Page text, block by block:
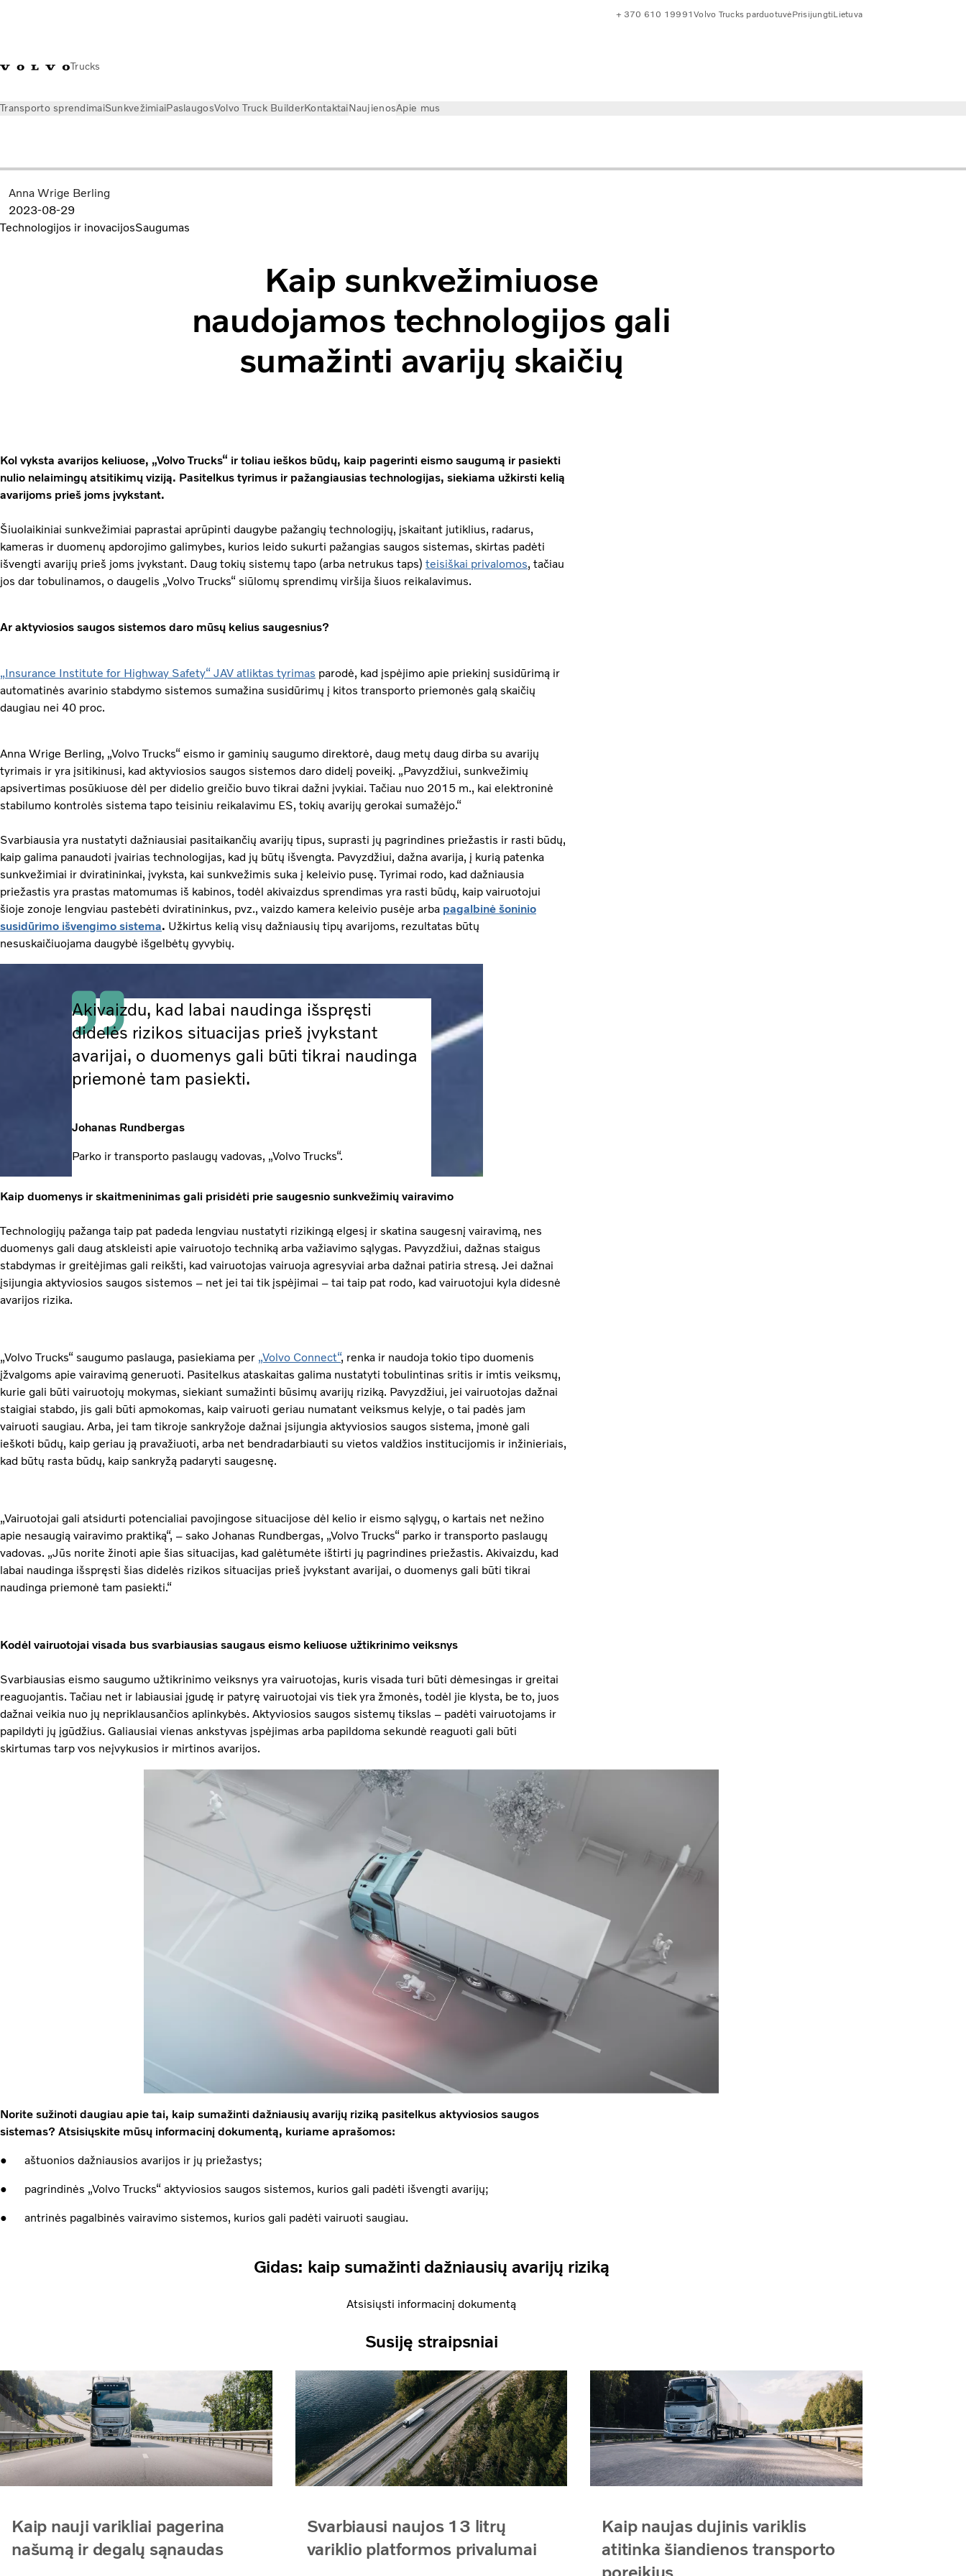
Trucks
+ 370 610 19991Volvo Trucks parduotuvėPrisijungtiLietuva
Transporto sprendimaiSunkvežimiaiPaslaugosVolvo Truck BuilderKontaktaiNaujienosApie mus
Anna Wrige Berling
2023-08-29
Technologijos ir inovacijosSaugumas
Kaip sunkvežimiuose
naudojamos technologijos gali
sumažinti avarijų skaičių
Kol vyksta avarijos keliuose, „Volvo Trucks“ ir toliau ieškos būdų, kaip pagerinti eismo saugumą ir pasiekti
nulio nelaimingų atsitikimų viziją. Pasitelkus tyrimus ir pažangiausias technologijas, siekiama užkirsti kelią
avarijoms prieš joms įvykstant.
Šiuolaikiniai sunkvežimiai paprastai aprūpinti daugybe pažangių technologijų, įskaitant jutiklius, radarus,
kameras ir duomenų apdorojimo galimybes, kurios leido sukurti pažangias saugos sistemas, skirtas padėti
išvengti avarijų prieš joms įvykstant. Daug tokių sistemų tapo (arba netrukus taps) teisiškai privalomos, tačiau
jos dar tobulinamos, o daugelis „Volvo Trucks“ siūlomų sprendimų viršija šiuos reikalavimus.
Ar aktyviosios saugos sistemos daro mūsų kelius saugesnius?
„Insurance Institute for Highway Safety“ JAV atliktas tyrimas parodė, kad įspėjimo apie priekinį susidūrimą ir
automatinės avarinio stabdymo sistemos sumažina susidūrimų į kitos transporto priemonės galą skaičių
daugiau nei 40 proc.
Anna Wrige Berling, „Volvo Trucks“ eismo ir gaminių saugumo direktorė, daug metų daug dirba su avarijų
tyrimais ir yra įsitikinusi, kad aktyviosios saugos sistemos daro didelį poveikį. „Pavyzdžiui, sunkvežimių
apsivertimas posūkiuose dėl per didelio greičio buvo tikrai dažni įvykiai. Tačiau nuo 2015 m., kai elektroninė
stabilumo kontrolės sistema tapo teisiniu reikalavimu ES, tokių avarijų gerokai sumažėjo.“
Svarbiausia yra nustatyti dažniausiai pasitaikančių avarijų tipus, suprasti jų pagrindines priežastis ir rasti būdų,
kaip galima panaudoti įvairias technologijas, kad jų būtų išvengta. Pavyzdžiui, dažna avarija, į kurią patenka
sunkvežimiai ir dviratininkai, įvyksta, kai sunkvežimis suka į keleivio pusę. Tyrimai rodo, kad dažniausia
priežastis yra prastas matomumas iš kabinos, todėl akivaizdus sprendimas yra rasti būdų, kaip vairuotojui
šioje zonoje lengviau pastebėti dviratininkus, pvz., vaizdo kamera keleivio pusėje arba pagalbinė šoninio
susidūrimo išvengimo sistema. Užkirtus kelią visų dažniausių tipų avarijoms, rezultatas būtų
nesuskaičiuojama daugybė išgelbėtų gyvybių.
Akivaizdu, kad labai naudinga išspręsti
didelės rizikos situacijas prieš įvykstant
avarijai, o duomenys gali būti tikrai naudinga
priemonė tam pasiekti.
Johanas Rundbergas
Parko ir transporto paslaugų vadovas, „Volvo Trucks“.
Kaip duomenys ir skaitmeninimas gali prisidėti prie saugesnio sunkvežimių vairavimo
Technologijų pažanga taip pat padeda lengviau nustatyti rizikingą elgesį ir skatina saugesnį vairavimą, nes
duomenys gali daug atskleisti apie vairuotojo techniką arba važiavimo sąlygas. Pavyzdžiui, dažnas staigus
stabdymas ir greitėjimas gali reikšti, kad vairuotojas vairuoja agresyviai arba dažnai patiria stresą. Jei dažnai
įsijungia aktyviosios saugos sistemos – net jei tai tik įspėjimai – tai taip pat rodo, kad vairuotojui kyla didesnė
avarijos rizika.
„Volvo Trucks“ saugumo paslauga, pasiekiama per „Volvo Connect“, renka ir naudoja tokio tipo duomenis
įžvalgoms apie vairavimą generuoti. Pasitelkus ataskaitas galima nustatyti tobulintinas sritis ir imtis veiksmų,
kurie gali būti vairuotojų mokymas, siekiant sumažinti būsimų avarijų riziką. Pavyzdžiui, jei vairuotojas dažnai
staigiai stabdo, jis gali būti apmokomas, kaip vairuoti geriau numatant veiksmus kelyje, o tai padės jam
vairuoti saugiau. Arba, jei tam tikroje sankryžoje dažnai įsijungia aktyviosios saugos sistema, įmonė gali
ieškoti būdų, kaip geriau ją pravažiuoti, arba net bendradarbiauti su vietos valdžios institucijomis ir inžinieriais,
kad būtų rasta būdų, kaip sankryžą padaryti saugesnę.
„Vairuotojai gali atsidurti potencialiai pavojingose situacijose dėl kelio ir eismo sąlygų, o kartais net nežino
apie nesaugią vairavimo praktiką“, – sako Johanas Rundbergas, „Volvo Trucks“ parko ir transporto paslaugų
vadovas. „Jūs norite žinoti apie šias situacijas, kad galėtumėte ištirti jų pagrindines priežastis. Akivaizdu, kad
labai naudinga išspręsti šias didelės rizikos situacijas prieš įvykstant avarijai, o duomenys gali būti tikrai
naudinga priemonė tam pasiekti.“
Kodėl vairuotojai visada bus svarbiausias saugaus eismo keliuose užtikrinimo veiksnys
Svarbiausias eismo saugumo užtikrinimo veiksnys yra vairuotojas, kuris visada turi būti dėmesingas ir greitai
reaguojantis. Tačiau net ir labiausiai įgudę ir patyrę vairuotojai vis tiek yra žmonės, todėl jie klysta, be to, juos
dažnai veikia nuo jų nepriklausančios aplinkybės. Aktyviosios saugos sistemų tikslas – padėti vairuotojams ir
papildyti jų įgūdžius. Galiausiai vienas ankstyvas įspėjimas arba papildoma sekundė reaguoti gali būti
skirtumas tarp vos neįvykusios ir mirtinos avarijos.
Norite sužinoti daugiau apie tai, kaip sumažinti dažniausių avarijų riziką pasitelkus aktyviosios saugos
sistemas? Atsisiųskite mūsų informacinį dokumentą, kuriame aprašomos:
● aštuonios dažniausios avarijos ir jų priežastys;
● pagrindinės „Volvo Trucks“ aktyviosios saugos sistemos, kurios gali padėti išvengti avarijų;
● antrinės pagalbinės vairavimo sistemos, kurios gali padėti vairuoti saugiau.
Gidas: kaip sumažinti dažniausių avarijų riziką
Atsisiųsti informacinį dokumentą
Susiję straipsniai
Kaip nauji varikliai pagerina
našumą ir degalų sąnaudas
Svarbiausi naujos 13 litrų
variklio platformos privalumai
Kaip naujas dujinis variklis
atitinka šiandienos transporto